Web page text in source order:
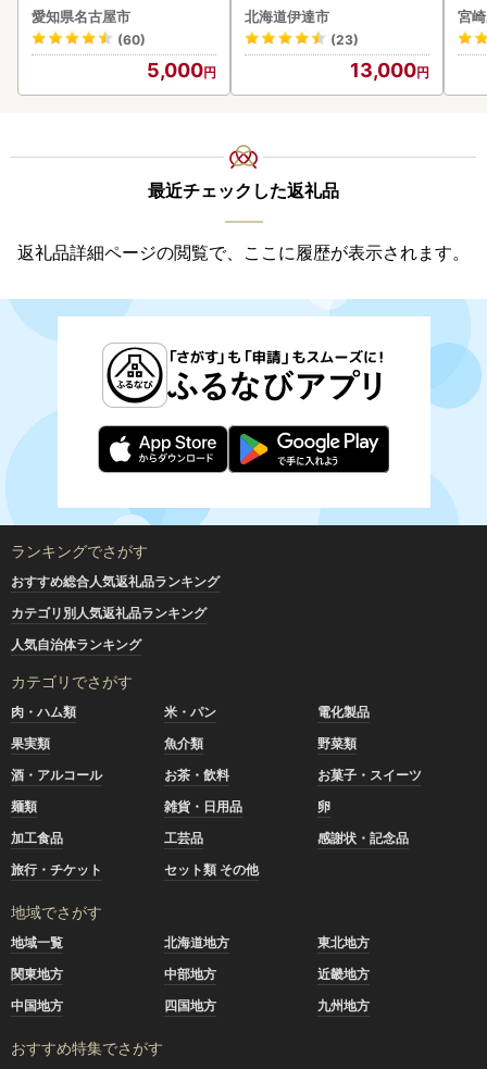
み ハンバーグ 110g×4枚
惣菜 お取り寄せ グルメ ハ
ンバーグ 冷凍
愛知県名古屋市
(60)
5,000
200g 10パック 計2kg
北海道伊達市
(23)
13,000
-
シ!!
宮
最近チェックした返礼品
返礼品詳細ページの閲覧で、ここに履歴が表示されます。
ランキングでさがす
おすすめ総合人気返礼品ランキング
カテゴリ別人気返礼品ランキング
人気自治体ランキング
カテゴリでさがす
肉・ハム類 米・パン
電化製品
果実類
魚介類
野菜類
酒・アルコール
お茶・飲料
お菓子・スイーツ
麺類
雑貨・日用品
卵
加工食品
工芸品
感謝状・記念品
旅行・チケット
セット類 その他
地域でさがす
地域一覧 北海道地方
東北地方
関東地方
中部地方
近畿地方
中国地方
四国地方 九州地方
おすすめ特集でさがす